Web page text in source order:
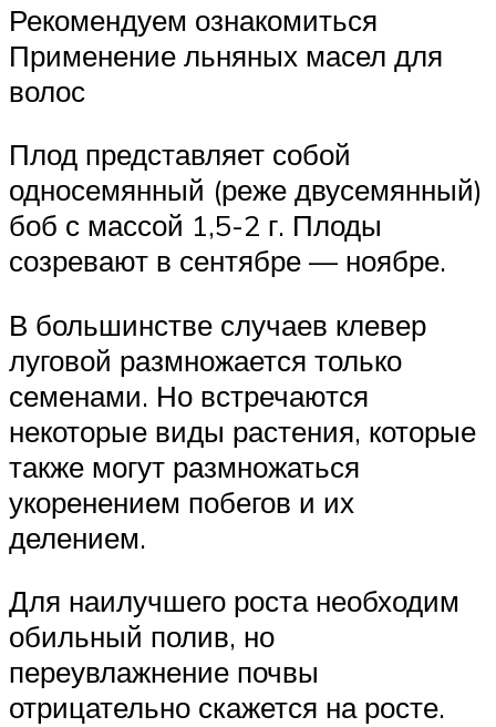
Рекомендуем ознакомиться
Применение льняных масел для
волос
Плод представляет собой
односемянный (реже двусемянный)
боб с массой 1,5-2 г. Плоды
созревают в сентябре — ноябре.
В большинстве случаев клевер
луговой размножается только
семенами. Но встречаются
некоторые виды растения, которые
также могут размножаться
укоренением побегов и их
делением.
Для наилучшего роста необходим
обильный полив, но
переувлажнение почвы
отрицательно скажется на росте.